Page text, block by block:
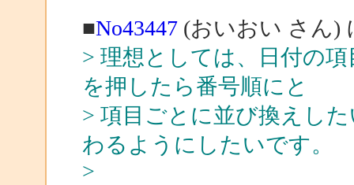
■No43447(おいおい さん)
> 理想としては、日付の
を押したら番号順にと
> 項目ごとに並び換えし
わるようにしたいです。
>